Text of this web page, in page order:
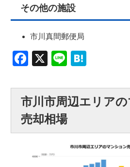
その他の施設
市川真間郵便局
Facebook
X Line
市川市周辺エリア
売却相場